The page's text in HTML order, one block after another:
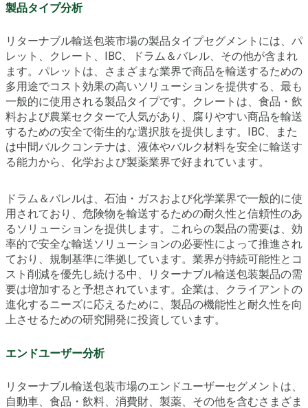
製品タイプ分析
リターナブル輸送包装市場の製品タイプセグメントには、パ
レット、クレート、IBC、ドラム＆バレル、その他が含まれ
ます。パレットは、さまざまな業界で商品を輸送するための
多用途でコスト効果の高いソリューションを提供する、最も
一般的に使用される製品タイプです。クレートは、食品・飲
料および農業セクターで人気があり、腐りやすい商品を輸送
するための安全で衛生的な選択肢を提供します。IBC、また
は中間バルクコンテナは、液体やバルク材料を安全に輸送す
る能力から、化学および製薬業界で好まれています。
ドラム＆バレルは、石油・ガスおよび化学業界で一般的に使
用されており、危険物を輸送するための耐久性と信頼性のあ
るソリューションを提供します。これらの製品の需要は、効
率的で安全な輸送ソリューションの必要性によって推進され
ており、規制基準に準拠しています。業界が持続可能性とコ
スト削減を優先し続ける中、リターナブル輸送包装製品の需
要は増加すると予想されています。企業は、クライアントの
進化するニーズに応えるために、製品の機能性と耐久性を向
上させるための研究開発に投資しています。
エンドユーザー分析
リターナブル輸送包装市場のエンドユーザーセグメントは、
自動車、食品・飲料、消費財、製薬、その他を含むさまざま